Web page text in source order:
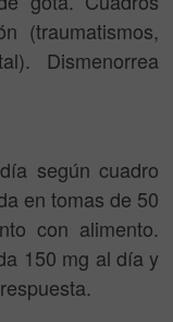
(traumatismos,
Dismenorrea
según cuadro
en tomas de 50
con alimento.
150 mg al día y